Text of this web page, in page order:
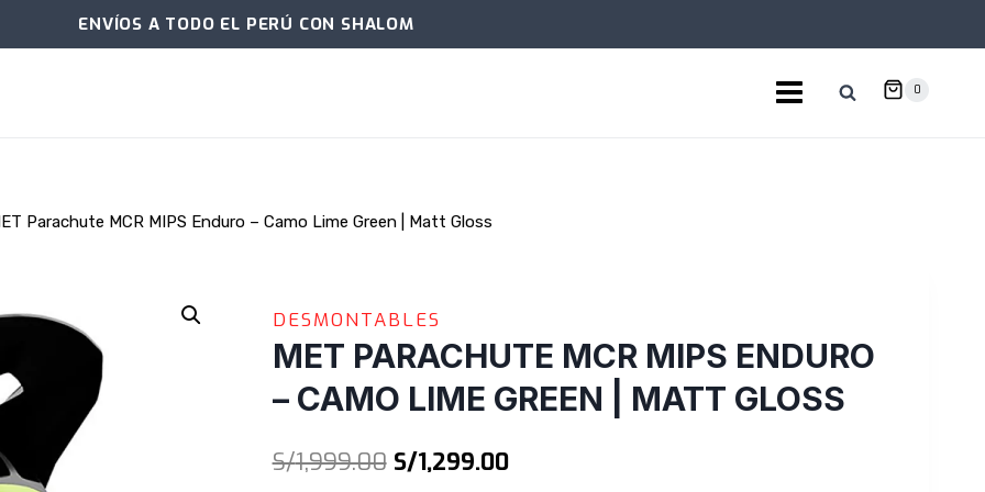
ENVÍOS A TODO EL PERÚ CON SHALOM
0
Parachute MCR MIPS Enduro – Camo Lime Green | Matt Gloss
DESMONTABLES
MET PARACHUTE MCR MIPS ENDURO
– CAMO LIME GREEN | MATT GLOSS
S/1,999.00 El
S/1,299.00El